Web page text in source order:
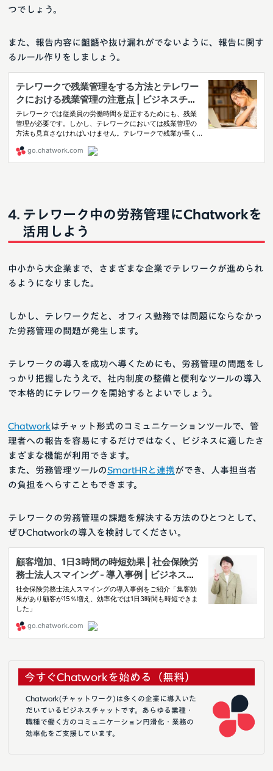
つでしょう。
また、報告内容に齟齬や抜け漏れがでないように、報告に関す
るルール作りをしましょう。
テレワーク中の労務管理にChatworkを
活用しよう
中小から大企業まで、さまざまな企業でテレワークが進められ
るようになりました。
しかし、テレワークだと、オフィス勤務では問題にならなかっ
た労務管理の問題が発生します。
テレワークの導入を成功へ導くためにも、労務管理の問題をし
っかり把握したうえで、社内制度の整備と便利なツールの導入
で本格的にテレワークを開始するとよいでしょう。
Chatworkはチャット形式のコミュニケーションツールで、管
理者への報告を容易にするだけではなく、ビジネスに適したさ
まざまな機能が利用できます。
また、労務管理ツールのSmartHRと連携ができ、人事担当者
の負担をへらすこともできます。
テレワークの労務管理の課題を解決する方法のひとつとして、
ぜひChatworkの導入を検討してください。
今すぐChatworkを始める（無料）
Chatwork(チャットワーク)は多くの企業に導入いた
だいているビジネスチャットです。あらゆる業種・
職種で働く方のコミュニケーション円滑化・業務の
効率化をご支援しています。